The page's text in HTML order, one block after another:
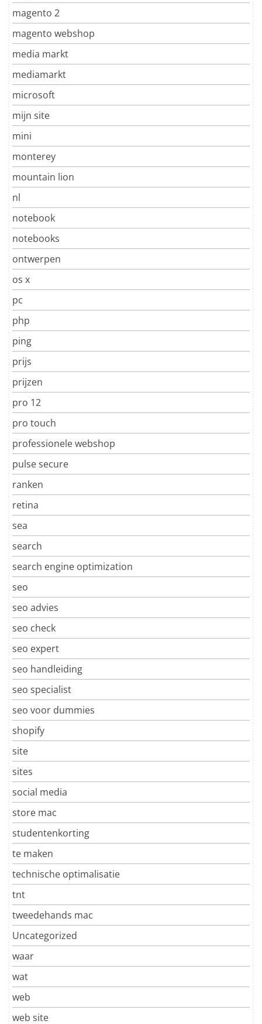
magento 2
magento webshop
media markt
mediamarkt
microsoft
mijn site
mini
monterey
mountain lion
nl
notebook
notebooks
ontwerpen
os x
pc
php
ping
prijs
prijzen
pro 12
pro touch
professionele webshop
pulse secure
ranken
retina
sea
search
search engine optimization
seo
seo advies
seo check
seo expert
seo handleiding
seo specialist
seo voor dummies
shopify
site
sites
social media
store mac
studentenkorting
te maken
technische optimalisatie
tnt
tweedehands mac
Uncategorized
waar
wat
web
web site